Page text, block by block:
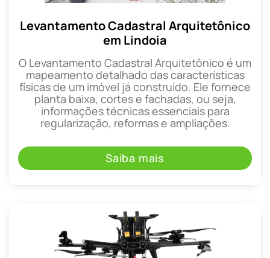
Levantamento Cadastral Arquitetônico
em Lindoia
O Levantamento Cadastral Arquitetônico é um
mapeamento detalhado das características
físicas de um imóvel já construído. Ele fornece
planta baixa, cortes e fachadas, ou seja,
informações técnicas essenciais para
regularização, reformas e ampliações.
Saiba mais